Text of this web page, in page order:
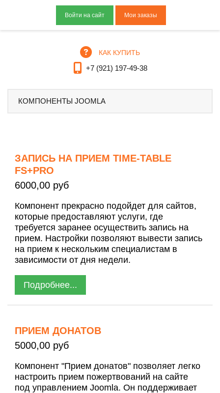
Мои заказы
КАК КУПИТЬ
+7 (921) 197-49-38
КОМПОНЕНТЫ JOOMLA
ЗАПИСЬ НА ПРИЕМ TIME-TABLE
FS+PRO
6000,00 руб
Компонент прекрасно подойдет для сайтов,
которые предоставляют услуги, где
требуется заранее осуществить запись на
прием. Настройки позволяют вывести запись
на прием к нескольким специалистам в
зависимости от дня недели.
Подробнее...
ПРИЕМ ДОНАТОВ
5000,00 руб
Компонент "Прием донатов" позволяет легко
настроить прием пожертвований на сайте
под управлением Joomla. Он поддерживает